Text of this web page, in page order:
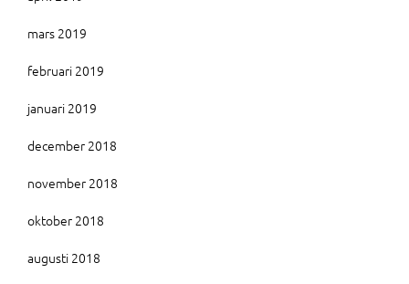
mars 2019
februari 2019
januari 2019
december 2018
november 2018
oktober 2018
augusti 2018